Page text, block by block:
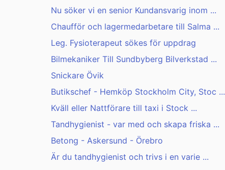
Nu söker vi en senior Kundansvarig inom ...
Chaufför och lagermedarbetare till Salma ...
Leg. Fysioterapeut sökes för uppdrag
Bilmekaniker Till Sundbyberg Bilverkstad ...
Snickare Övik
Butikschef - Hemköp Stockholm City, Stoc ...
Kväll eller Nattförare till taxi i Stock ...
Tandhygienist - var med och skapa friska ...
Betong - Askersund - Örebro
Är du tandhygienist och trivs i en varie ...